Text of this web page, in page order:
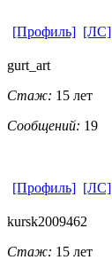
[Профиль] [ЛС]
gurt_art
Стаж: 15 лет
Сообщений: 19
[Профиль] [ЛС]
kursk2009462
Стаж: 15 лет